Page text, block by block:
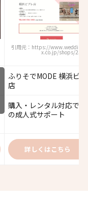
引用元：https://
x.co.jp/shops/
ふりそでMODE 横浜ビ
店
購入・レンタル対応で
の成人式サポート
詳しくはこちら